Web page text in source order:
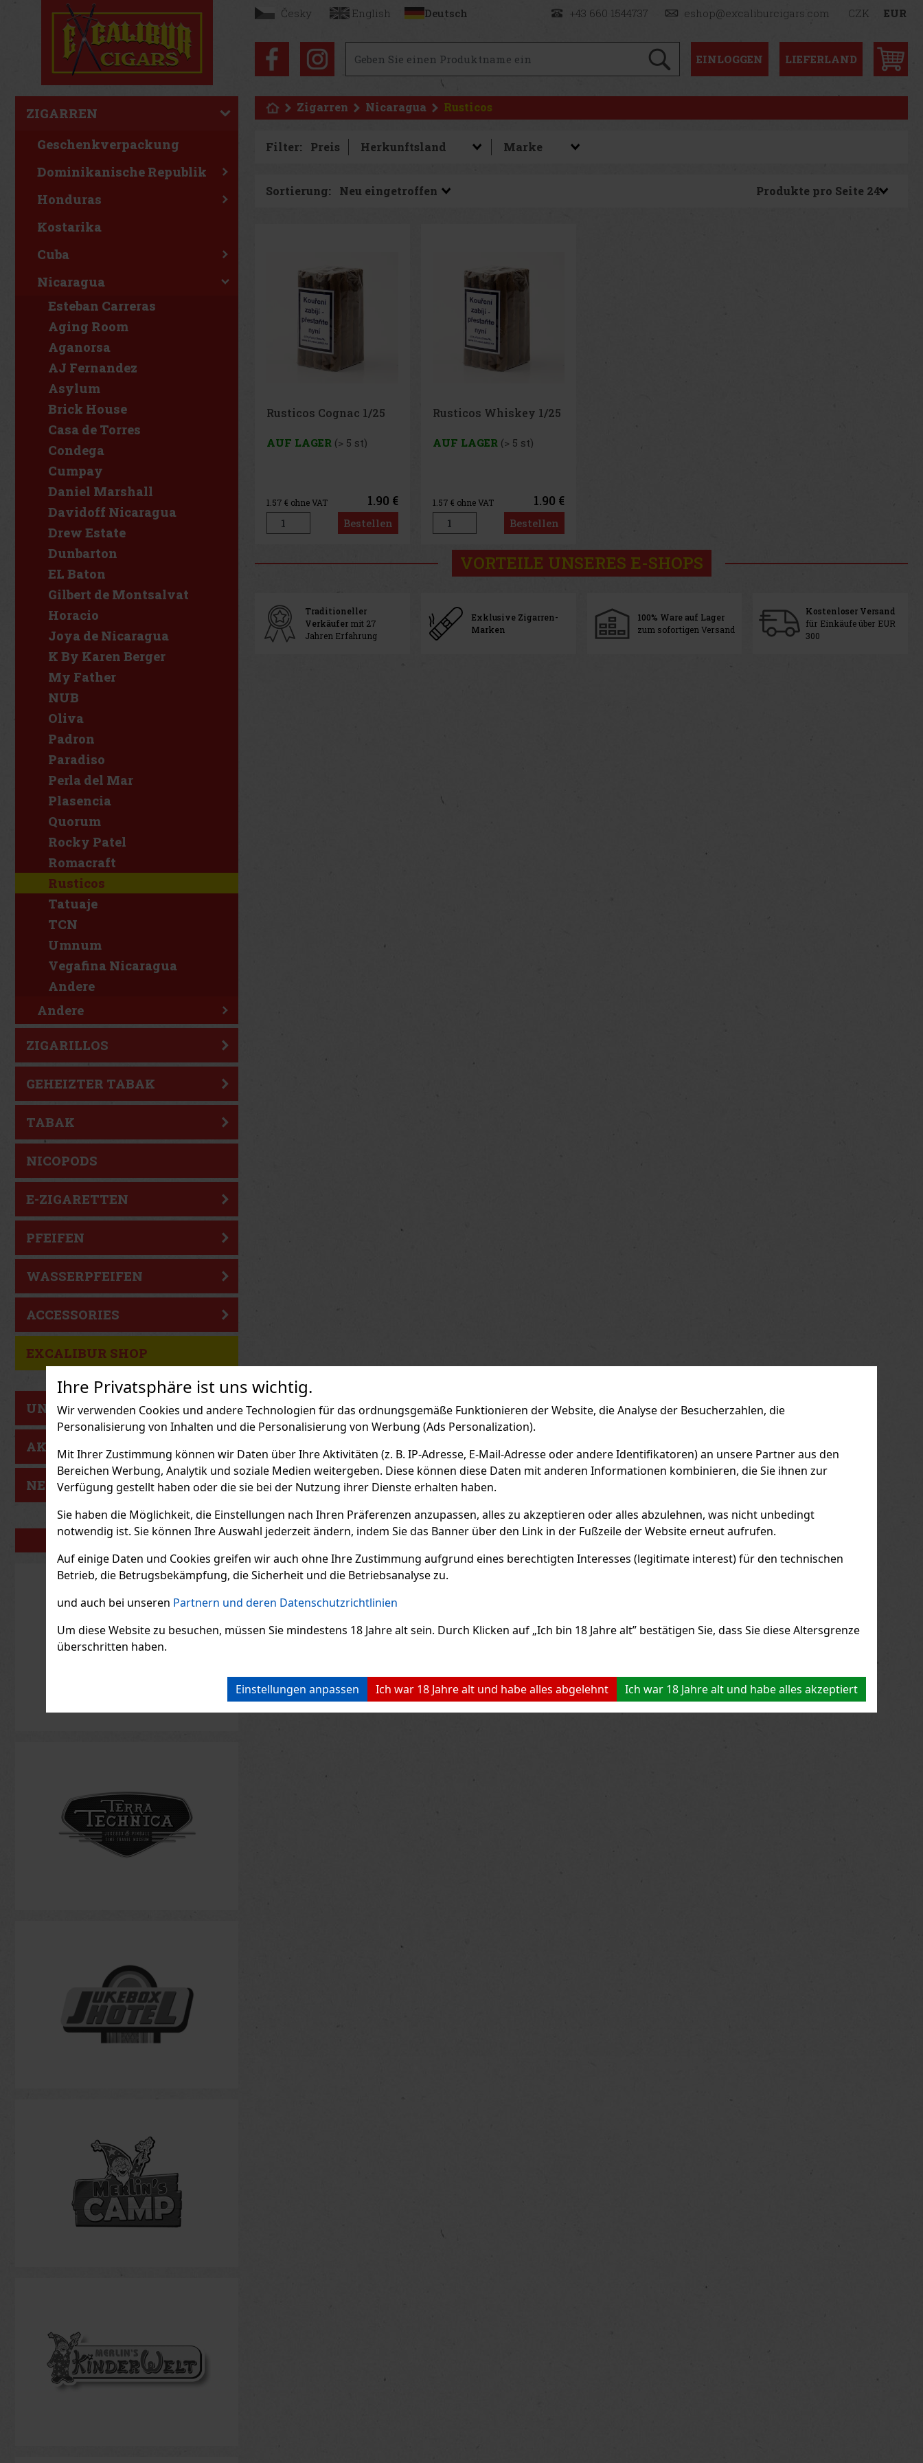
Ihre Privatsphäre ist uns wichtig.
Wir verwenden Cookies und andere Technologien für das ordnungsgemäße Funktionieren der Website, die Analyse der Besucherzahlen, die
Personalisierung von Inhalten und die Personalisierung von Werbung (Ads Personalization).
Mit Ihrer Zustimmung können wir Daten über Ihre Aktivitäten (z. B. IP-Adresse, E-Mail-Adresse oder andere Identifikatoren) an unsere Partner aus den
Bereichen Werbung, Analytik und soziale Medien weitergeben. Diese können diese Daten mit anderen Informationen kombinieren, die Sie ihnen zur
Verfügung gestellt haben oder die sie bei der Nutzung ihrer Dienste erhalten haben.
Sie haben die Möglichkeit, die Einstellungen nach Ihren Präferenzen anzupassen, alles zu akzeptieren oder alles abzulehnen, was nicht unbedingt
notwendig ist. Sie können Ihre Auswahl jederzeit ändern, indem Sie das Banner über den Link in der Fußzeile der Website erneut aufrufen.
Auf einige Daten und Cookies greifen wir auch ohne Ihre Zustimmung aufgrund eines berechtigten Interesses (legitimate interest) für den technischen
Betrieb, die Betrugsbekämpfung, die Sicherheit und die Betriebsanalyse zu.
und auch bei unseren Partnern und deren Datenschutzrichtlinien
Um diese Website zu besuchen, müssen Sie mindestens 18 Jahre alt sein. Durch Klicken auf „Ich bin 18 Jahre alt” bestätigen Sie, dass Sie diese Altersgrenze
überschritten haben.
Einstellungen anpassen Ich war 18 Jahre alt und habe alles abgelehnt Ich war 18 Jahre alt und habe alles akzeptiert
Česky English Deutsch +43 660 1544737 eshop@excaliburcigars.com CZK EUR
EINLOGGEN LIEFERLAND
ZIGARREN
Geschenkverpackung
Dominikanische Republik
Honduras
Kostarika
Cuba
Nicaragua
Esteban Carreras
Aging Room
Aganorsa
AJ Fernandez
Asylum
Brick House
Casa de Torres
Condega
Cumpay
Daniel Marshall
Davidoff Nicaragua
Drew Estate
Dunbarton
EL Baton
Gilbert de Montsalvat
Horacio
Joya de Nicaragua
K By Karen Berger
My Father
NUB
Oliva
Padron
Paradiso
Perla del Mar
Plasencia
Quorum
Rocky Patel
Romacraft
Rusticos
Tatuaje
TCN
Umnum
Vegafina Nicaragua
Andere
Andere
ZIGARILLOS
GEHEIZTER TABAK
TABAK
NICOPODS
E-ZIGARETTEN
PFEIFEN
WASSERPFEIFEN
ACCESSORIES
EXCALIBUR SHOP
UNSER TIP
AKTION
NEUIGKEITEN
PORTFOLIO
Zigarren Nicaragua Rusticos
Filter: Preis
Sortierung: Produkte pro Seite
Rusticos Cognac 1/25
AUF LAGER (> 5 st)
1.57 € ohne VAT 1.90 €
Bestellen
Rusticos Whiskey 1/25
AUF LAGER (> 5 st)
1.57 € ohne VAT 1.90 €
Bestellen
VORTEILE UNSERES E-SHOPS
Traditioneller
Verkäufer mit 27
Jahren Erfahrung
Exklusive Zigarren-
Marken
100% Ware auf Lager
zum sofortigen Versand
Kostenloser Versand
für Einkäufe über EUR
300